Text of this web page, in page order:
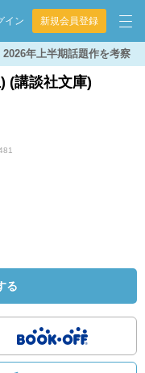
イン 新規会員登録
2026年上半期話題作を考察
(講談社文庫)
る